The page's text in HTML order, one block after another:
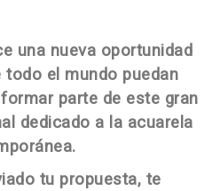
una nueva oportunidad
el mundo puedan
parte de este gran
dedicado a la acuarela
tu propuesta, te